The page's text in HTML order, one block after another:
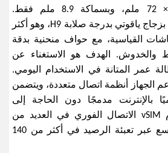
تبلغ أبعاد الجهاز 86 × 72 ملم، وبسماكة 8.9 ملم فقط.
ياقوتي بدرجة صلابة 9 H، وهو أكثر
القياسية، مع حواف منحنية بدقة
والخدوش. الهدف هو الاستغناء عن
عمر المتانة في الاستخدام اليومي.
الجهاز أنظمة اتصال متعددة، ويتضمن
بالإنترنت مدمجًا دون الحاجة إلى
الاتصال الفوري في العديد من
المناطق، مع تغطية أوسع عبر تعبئة الرصيد في أكثر من 140